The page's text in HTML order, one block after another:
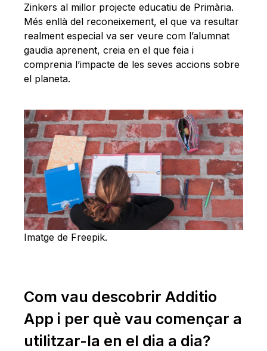
Zinkers al millor projecte educatiu de Primària.
Més enllà del reconeixement, el que va resultar
realment especial va ser veure com l’alumnat
gaudia aprenent, creia en el que feia i
comprenia l’impacte de les seves accions sobre
el planeta.
Imatge de Freepik.
Com vau descobrir Additio
App i per què vau començar a
utilitzar-la en el dia a dia?